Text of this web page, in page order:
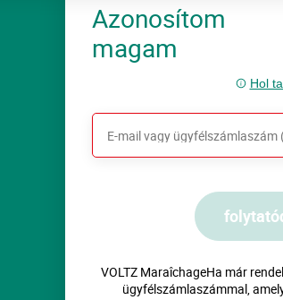
Azonosítom
magam
Hol
VOLTZ MaraîchageHa már
ügyfélszámlaszámmal,